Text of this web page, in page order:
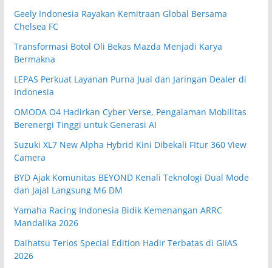
Geely Indonesia Rayakan Kemitraan Global Bersama
Chelsea FC
Transformasi Botol Oli Bekas Mazda Menjadi Karya
Bermakna
LEPAS Perkuat Layanan Purna Jual dan Jaringan Dealer di
Indonesia
OMODA O4 Hadirkan Cyber Verse, Pengalaman Mobilitas
Berenergi Tinggi untuk Generasi AI
Suzuki XL7 New Alpha Hybrid Kini Dibekali FItur 360 View
Camera
BYD Ajak Komunitas BEYOND Kenali Teknologi Dual Mode
dan Jajal Langsung M6 DM
Yamaha Racing Indonesia Bidik Kemenangan ARRC
Mandalika 2026
Daihatsu Terios Special Edition Hadir Terbatas di GIIAS
2026